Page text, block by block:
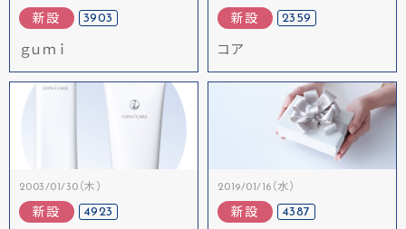
新設 3903
ｇｕｍｉ
新設 2359
コア
2003/01/30（木）
新設 4923
2019/01/16（水）
新設 4387